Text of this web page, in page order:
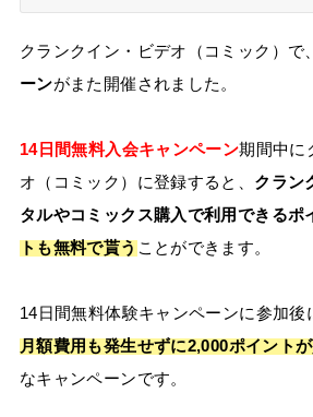
クランクイン・ビデオ（コミック）で、
ーンがまた開催されました。
14日間無料入会キャンペーン期間中に
オ（コミック）に登録すると、 クラン
タルやコミックス購入で利用できるポ
トも無料で貰う ことができます。
14日間無料体験キャンペーンに参加後
月額費用も発生せずに2,000ポイント
なキャンペーンです。